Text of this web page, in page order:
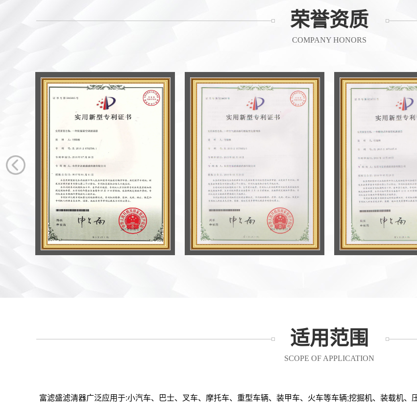
荣誉资质
COMPANY HONORS
适用范围
SCOPE OF APPLICATION
富滤盛滤清器广泛应用于:小汽车、巴士、叉车、摩托车、重型车辆、装甲车、火车等车辆;挖掘机、装载机